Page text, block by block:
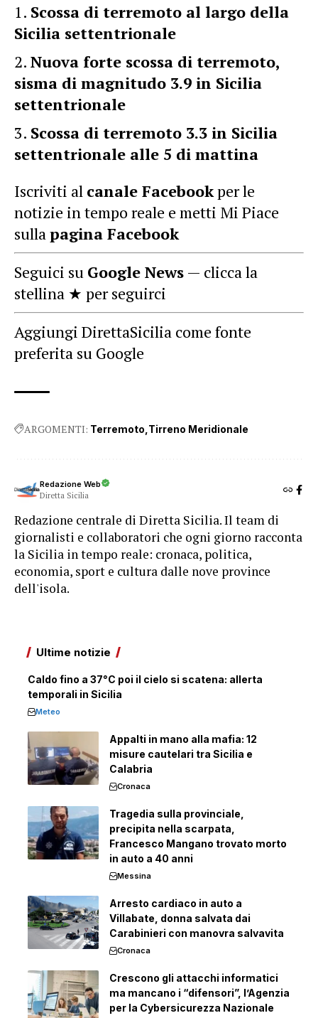
Scossa di terremoto al largo della
Sicilia settentrionale
Nuova forte scossa di terremoto,
sisma di magnitudo 3.9 in Sicilia
settentrionale
Scossa di terremoto 3.3 in Sicilia
settentrionale alle 5 di mattina
Iscriviti al canale Facebookper le
notizie in tempo reale e metti Mi Piace
sullapagina Facebook
Seguici su Google News — clicca la
stellina ★ per seguirci
Aggiungi DirettaSicilia come fonte
preferita su Google
ARGOMENTI: Terremoto Tirreno Meridionale
Redazione Web
Diretta Sicilia
Redazione centrale di Diretta Sicilia. Il team di
giornalisti e collaboratori che ogni giorno racconta
la Sicilia in tempo reale: cronaca, politica,
economia, sport e cultura dalle nove province
dell'isola.
Ultime notizie
Caldo fino a 37°C poi il cielo si scatena: allerta
temporali in Sicilia
Meteo
Appalti in mano alla mafia: 12
misure cautelari tra Sicilia e
Calabria
Cronaca
Tragedia sulla provinciale,
precipita nella scarpata,
Francesco Mangano trovato morto
in auto a 40 anni
Messina
Arresto cardiaco in auto a
Villabate, donna salvata dai
Carabinieri con manovra salvavita
Cronaca
Crescono gli attacchi informatici
ma mancano i “difensori”, l’Agenzia
per la Cybersicurezza Nazionale